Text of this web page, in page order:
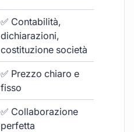
✅ Contabilità,
dichiarazioni,
costituzione società
✅ Prezzo chiaro e
fisso
✅ Collaborazione
perfetta